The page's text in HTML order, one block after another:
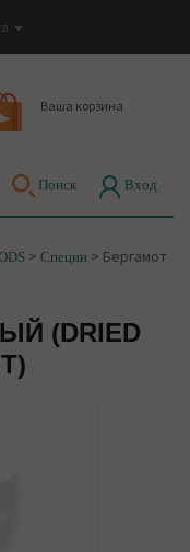
Ваша корзина
Поиск Вход
> Специи > Бергамот
(DRIED